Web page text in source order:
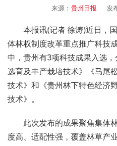
来源： 贵州日报 发
本报讯(记者 徐涛)近日，国
体林权制度改革重点推广科技
中，贵州有3项科技成果入选
选育及丰产栽培技术》《马尾
技术》和《贵州林下特色经济
技术》。
此次发布的成果聚焦集体林
度高、适配性强，覆盖林草产